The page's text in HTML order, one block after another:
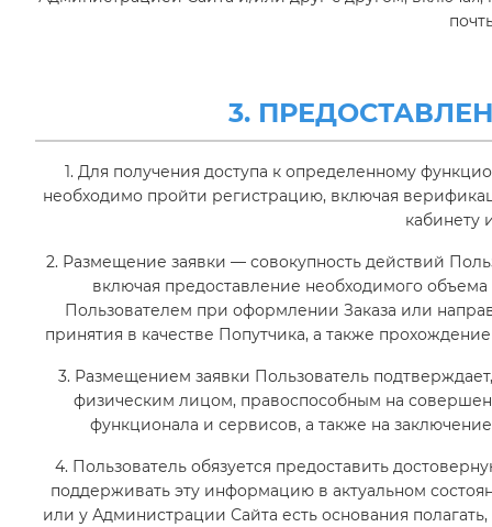
3.
1. Для получения доступа к определенному
необходимо пройти регистрацию, включая
кабинету
2. Размещение заявки — совокупность действий
включая предоставление необходимого
Пользователем при оформлении Заказа или
принятия в качестве Попутчика, а также
3. Размещением заявки Пользователь
физическим лицом, правоспособным на
функционала и сервисов, а также на
4. Пользователь обязуется предоставить
поддерживать эту информацию в актуальном
или у Администрации Сайта есть основания